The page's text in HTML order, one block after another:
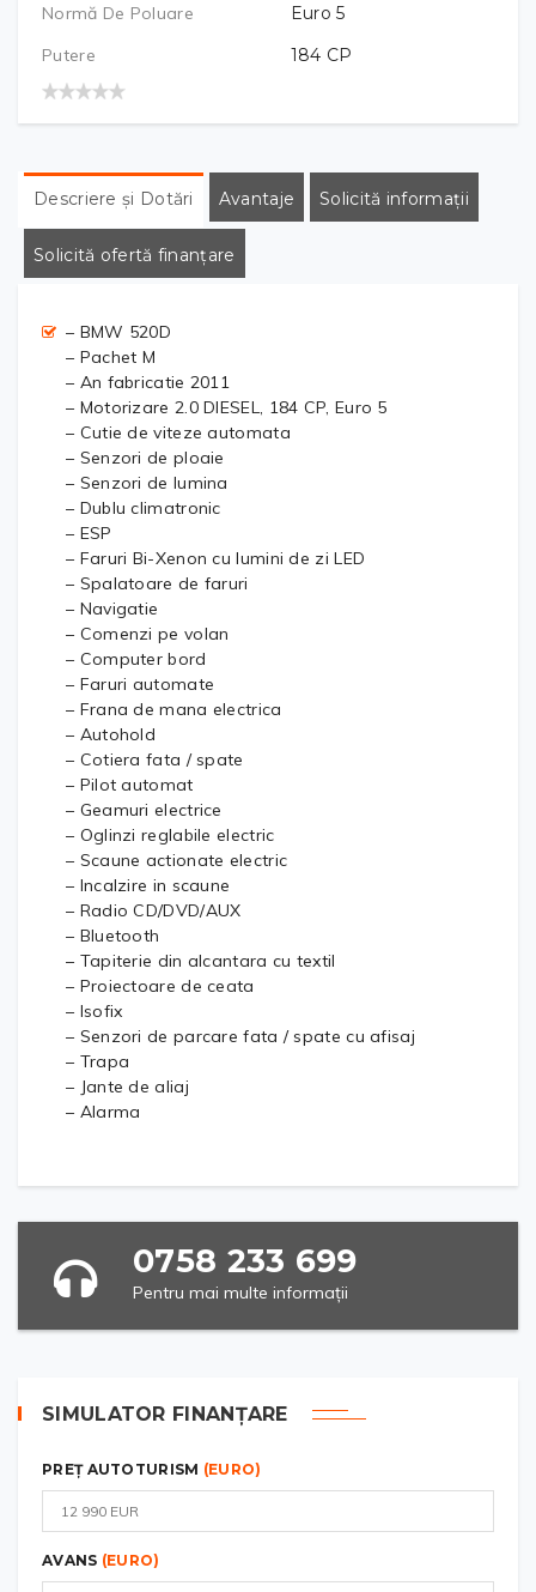
Normă De Poluare
Euro 5
Putere
184 CP
Descriere și Dotări Avantaje Solicită informații
Solicită ofertă finanțare
– BMW 520D
– Pachet M
– An fabricatie 2011
– Motorizare 2.0 DIESEL, 184 CP, Euro 5
– Cutie de viteze automata
– Senzori de ploaie
– Senzori de lumina
– Dublu climatronic
– ESP
– Faruri Bi-Xenon cu lumini de zi LED
– Spalatoare de faruri
– Navigatie
– Comenzi pe volan
– Computer bord
– Faruri automate
– Frana de mana electrica
– Autohold
– Cotiera fata / spate
– Pilot automat
– Geamuri electrice
– Oglinzi reglabile electric
– Scaune actionate electric
– Incalzire in scaune
– Radio CD/DVD/AUX
– Bluetooth
– Tapiterie din alcantara cu textil
– Proiectoare de ceata
– Isofix
– Senzori de parcare fata / spate cu afisaj
– Trapa
– Jante de aliaj
– Alarma
0758 233 699
Pentru mai multe informații
SIMULATOR FINANȚARE
PREȚ AUTOTURISM (EURO)
AVANS (EURO)